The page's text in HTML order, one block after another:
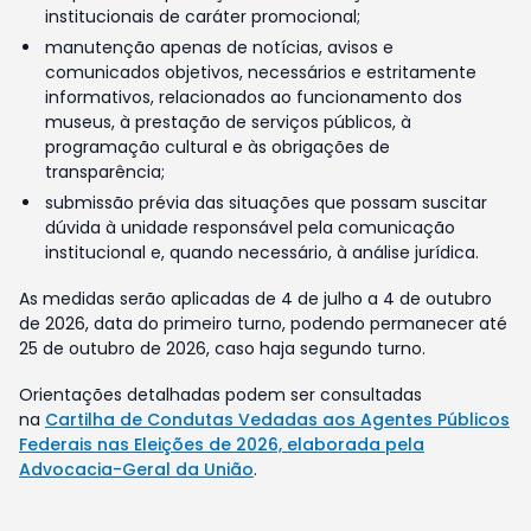
institucionais de caráter promocional;
manutenção apenas de notícias, avisos e
comunicados objetivos, necessários e estritamente
informativos, relacionados ao funcionamento dos
museus, à prestação de serviços públicos, à
programação cultural e às obrigações de
transparência;
submissão prévia das situações que possam suscitar
dúvida à unidade responsável pela comunicação
institucional e, quando necessário, à análise jurídica.
As medidas serão aplicadas de 4 de julho a 4 de outubro
de 2026, data do primeiro turno, podendo permanecer até
25 de outubro de 2026, caso haja segundo turno.
Orientações detalhadas podem ser consultadas
na Cartilha de Condutas Vedadas aos Agentes Públicos
Federais nas Eleições de 2026, elaborada pela
Advocacia-Geral da União.